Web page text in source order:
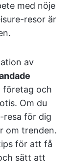
med nöje
resor är
av
företag och
Om du
resa för dig
om trenden.
för att få
sätt att